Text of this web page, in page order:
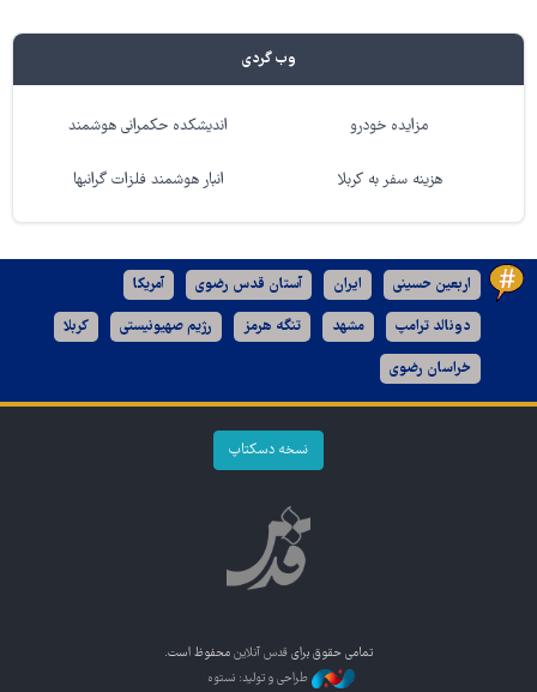
وب گردی
مزایده خودرو اندیشکده حکمرانی هوشمند
هزینه سفر به کربلا انبار هوشمند فلزات گرانبها
اربعین حسینی ایران آستان قدس رضوی آمریکا
دونالد ترامپ مشهد تنگه هرمز رژیم صهیونیستی کربلا
خراسان رضوی
نسخه دسکتاپ
تمامی حقوق برای قدس آنلاین محفوظ است.
طراحی و تولید: نستوه